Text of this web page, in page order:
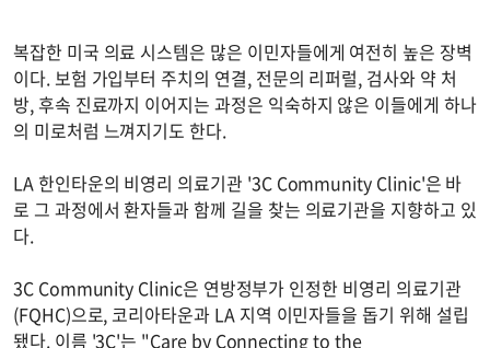
복잡한 미국 의료 시스템은 많은 이민자들에게 여전히 높은 장벽
이다. 보험 가입부터 주치의 연결, 전문의 리퍼럴, 검사와 약 처
방, 후속 진료까지 이어지는 과정은 익숙하지 않은 이들에게 하나
의 미로처럼 느껴지기도 한다.
LA 한인타운의 비영리 의료기관 '3C Community Clinic'은 바
로 그 과정에서 환자들과 함께 길을 찾는 의료기관을 지향하고 있
다.
3C Community Clinic은 연방정부가 인정한 비영리 의료기관
(FQHC)으로, 코리아타운과 LA 지역 이민자들을 돕기 위해 설립
됐다. 이름 '3C'는 "Care by Connecting to the